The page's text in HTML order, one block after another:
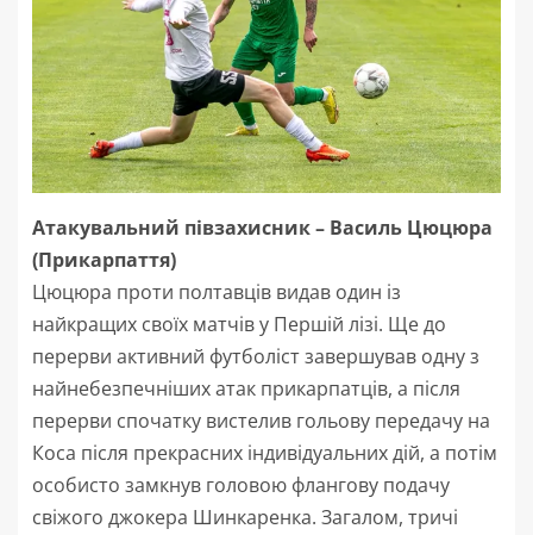
Атакувальний півзахисник – Василь Цюцюра
(Прикарпаття)
Цюцюра проти полтавців видав один із
найкращих своїх матчів у Першій лізі. Ще до
перерви активний футболіст завершував одну з
найнебезпечніших атак прикарпатців, а після
перерви спочатку вистелив гольову передачу на
Коса після прекрасних індивідуальних дій, а потім
особисто замкнув головою флангову подачу
свіжого джокера Шинкаренка. Загалом, тричі